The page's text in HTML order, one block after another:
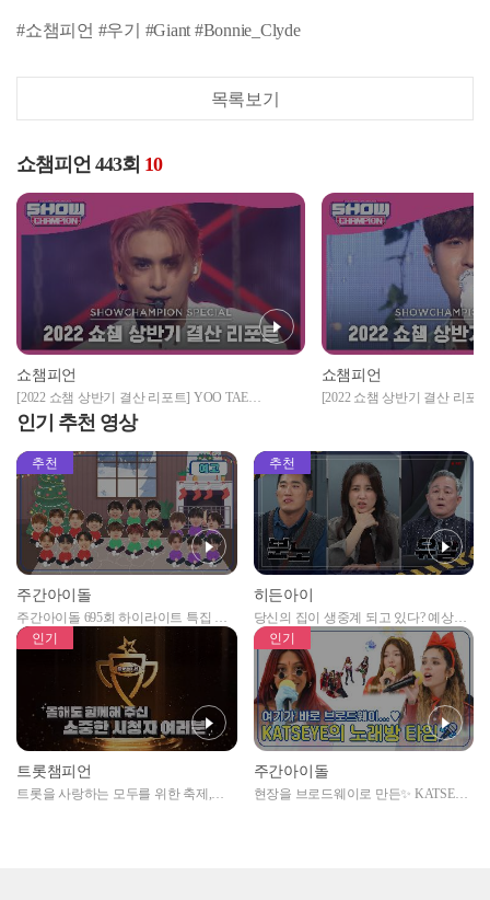
#쇼챔피언 #우기 #Giant #Bonnie_Clyde
목록보기
쇼챔피언 443회 10
쇼챔피언
[2022 쇼챔 상반기 결산 리포트] YOO TAE
YANG(SF9) - Don't Call Me(원곡 : SHINee) (유태양
(에스에프나인) - 돈콜미)
쇼챔피언
[2022 쇼챔 상반기 결산 리포
인기 추천 영상
추천
주간아이돌
주간아이돌 695회 하이라이트 특집 남
자아이돌편 예고
추천
히든아이
당신의 집이 생중계 되고 있다? 예상치
못한 곳에서 일어나는 불법촬영 범죄!
인기
트롯챔피언
트롯을 사랑하는 모두를 위한 축제,
인기
주간아이돌
현장을 브로드웨이로 만든✨ KATSEYE